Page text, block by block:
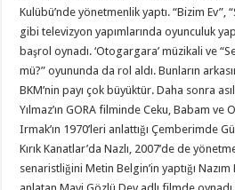
Kulübü’nde yönetmenlik yaptı. “Bizim Ev”,
gibi televizyon yapımlarında oyunculuk
başrol oynadı. ‘Otogargara’ müzikali ve
mü?” oyununda da rol aldı. Bunların
BKM’nin payı çok büyüktür. Daha sonra asıl
Yılmaz’ın GORA filminde Ceku, Babam
Irmak’ın 1970’leri anlattığı Çemberimde
Kırık Kanatlar’da Nazlı, 2007’de de
senaristliğini Metin Belgin’in yaptığı Nazım